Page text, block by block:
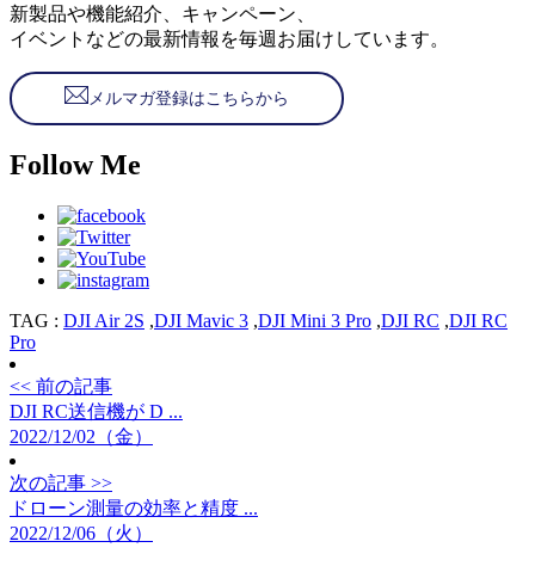
新製品や機能紹介、キャンペーン、
イベントなどの最新情報を毎週お届けしています。
メルマガ登録はこちらから
Follow Me
TAG : DJI Air 2S ,DJI Mavic 3 ,DJI Mini 3 Pro ,DJI RC ,DJI RC
Pro
<< 前の記事
DJI RC送信機が D ...
2022/12/02（金）
次の記事 >>
ドローン測量の効率と精度 ...
2022/12/06（火）